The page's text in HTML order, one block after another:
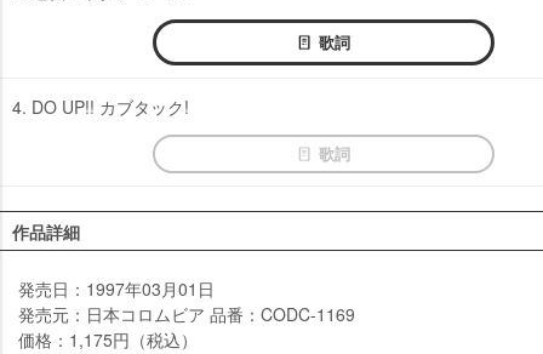
歌詞
4. DO UP!! カブタック!
歌詞
作品詳細
発売日：1997年03月01日
発売元：日本コロムビア 品番：CODC-1169
価格：1,175円（税込）